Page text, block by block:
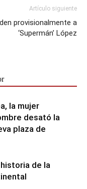
Artículo siguiente
provisionalmente a
‘Supermán’ López
la mujer
desató la
plaza de
de la